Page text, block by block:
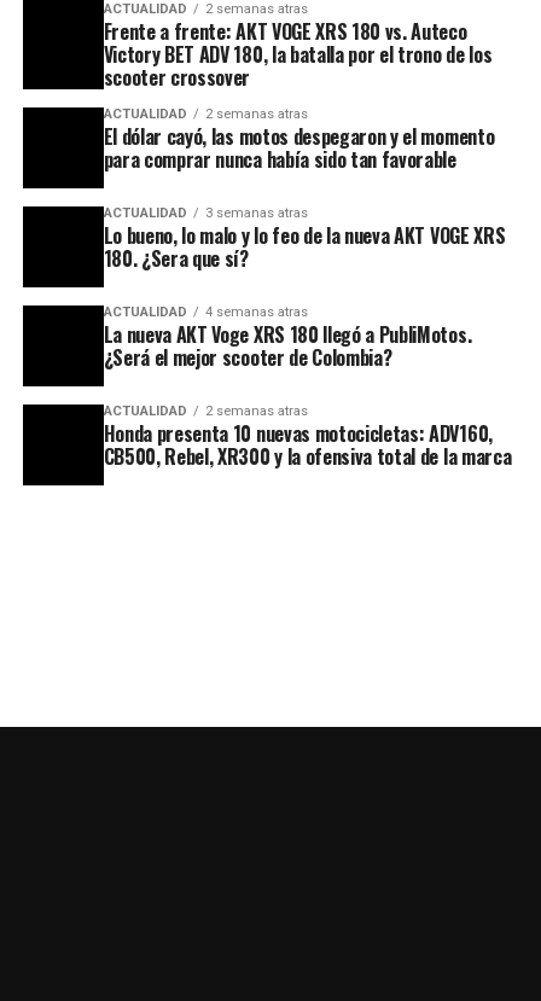
ACTUALIDAD 2 semanas atras
Frente a frente: AKT VOGE XRS 180 vs. Auteco
Victory BET ADV 180, la batalla por el trono de los
scooter crossover
ACTUALIDAD 2 semanas atras
El dólar cayó, las motos despegaron y el momento
para comprar nunca había sido tan favorable
ACTUALIDAD 3 semanas atras
Lo bueno, lo malo y lo feo de la nueva AKT VOGE XRS
180. ¿Sera que sí?
ACTUALIDAD 4 semanas atras
La nueva AKT Voge XRS 180 llegó a PubliMotos.
¿Será el mejor scooter de Colombia?
ACTUALIDAD 2 semanas atras
Honda presenta 10 nuevas motocicletas: ADV160,
CB500, Rebel, XR300 y la ofensiva total de la marca